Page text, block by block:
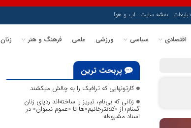
تبلیغات نقشه سایت آب و هوا
اقتصادی سیاسی ورزشی علمی فرهنگ و هنر زنان
پربحث ترین
کارتونهایی که ترافیک را به چالش میکشند
زنانی که بی‌نام، تبریز را ساخته‌اند ردپای زنان
گمنام؛ از «کلانترخانیم»ها تا «عموم نسوان» در
اسناد مشروطه